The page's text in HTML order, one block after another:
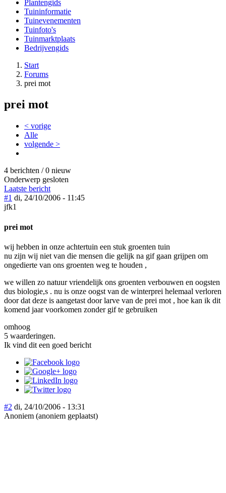
Plantengids
Tuininformatie
Tuinevenementen
Tuinfoto's
Tuinmarktplaats
Bedrijvengids
Start
Forums
prei mot
prei mot
< vorige
Alle
volgende >
4 berichten / 0 nieuw
Onderwerp gesloten
Laatste bericht
#1 di, 24/10/2006 - 11:45
jfk1
prei mot
wij hebben in onze achtertuin een stuk groenten tuin
nu zijn wij niet van die mensen die gelijk na gif gaan grijpen om
ongedierte van ons groenten weg te houden ,
we willen zo natuur vriendelijk ons groenten verbouwen en oogsten
dus biologie,s . nu is onze oogst van de winterprei helemaal verloren
door dat deze is aangetast door larve van de prei mot , hoe kan ik dit
komend jaar voorkomen zonder gif te gebruiken
omhoog
5 waarderingen.
Ik vind dit een goed bericht
#2 di, 24/10/2006 - 13:31
Anoniem (anoniem geplaatst)